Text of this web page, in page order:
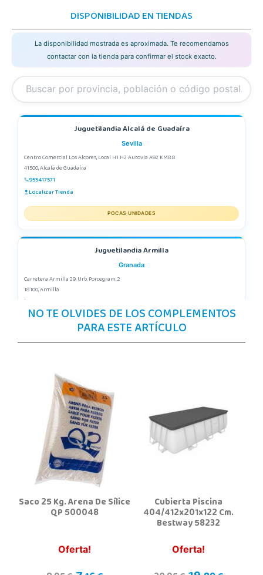
DISPONIBILIDAD EN TIENDAS
La disponibilidad mostrada es aproximada. Te recomendamos
contactar con la tienda para confirmar el stock exacto.
Juguetilandia Alcalá de Guadaíra
Sevilla
Centro Comercial Los Alcores, Local H1 H2 Autovia A92 KM8.8
41500, Alcalá de Guadaíra
955417571
Localizar Tienda
POCAS UNIDADES
Juguetilandia Armilla
Granada
Carretera Armilla 29, Urb. Porcegram, 2
18100, Armilla
Localizar Tienda
CC As Termas, Av. Infanta Elena 213, Antiguo Muelle Eroski
27003, Lugo
982 257 294
Localizar Tienda
Juguetilandia Roquetas de Mar
C/ Santiago de Compostela, 14 - Carretera Alicum (Las Salinas)
950 328 560
Localizar Tienda
NO TE OLVIDES DE LOS COMPLEMENTOS
PARA ESTE ARTÍCULO
Saco 25 Kg. Arena De Sílice
QP 500048
Oferta!
Cubierta Piscina
404/412x201x122 Cm.
Bestway 58232
Oferta!